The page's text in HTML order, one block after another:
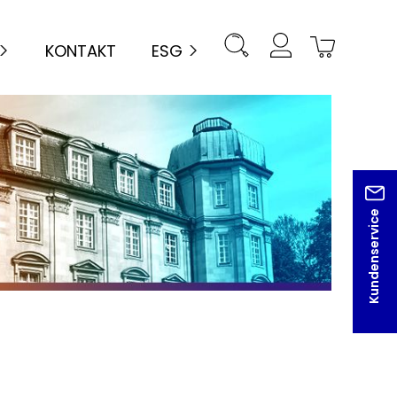
KONTAKT ESG
Kundenservice